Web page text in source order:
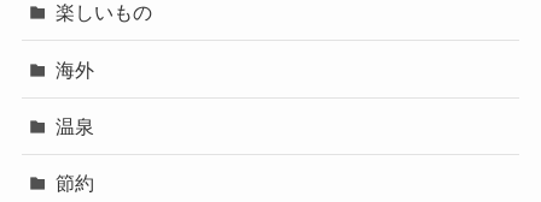
楽しいもの
海外
温泉
節約